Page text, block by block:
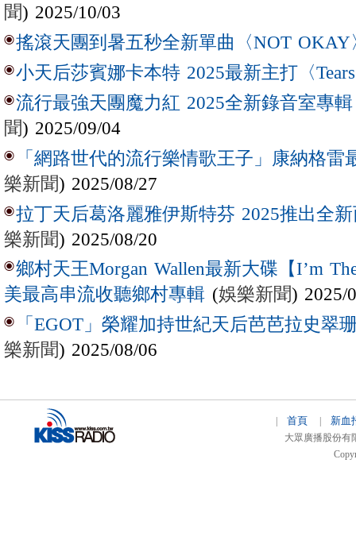
聞) 2025/10/03
搖滾天團到暑五秒全新單曲〈NOT OKAY
小天后莎賓娜卡本特 2025最新主打〈
流行最強天團魔力紅 2025全新錄音室專
聞) 2025/09/04
「網路世代的流行樂情歌王子」康納格雷
樂新聞) 2025/08/27
拉丁天后葛洛麗雅伊斯特芬 2025推出全新
樂新聞) 2025/08/20
鄉村天王Morgan Wallen最新大碟【I’m
美最高串流收聽鄉村專輯 (娛樂新聞) 2025/
「EGOT」榮耀加持世紀天后芭芭拉史翠
樂新聞) 2025/08/06
首頁 新血
大眾廣播股份有